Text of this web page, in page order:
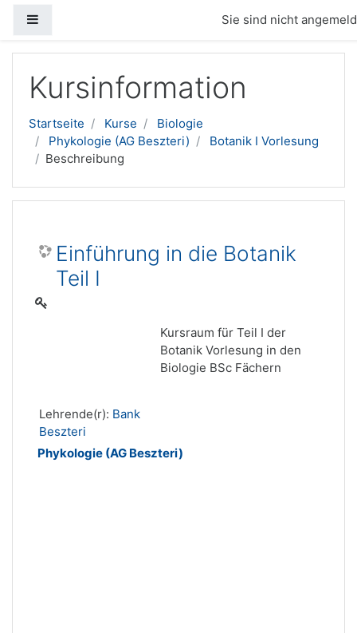
Sie sind nicht
Kursinformation
Startseite Kurse
Biologie
Phykologie (AG Beszteri)
Botanik I Vorlesung
Beschreibung
Einführung in die Botanik
Teil I
Kursraum für Teil I der
Botanik Vorlesung in den
Biologie BSc Fächern
Lehrende(r): Bank
Beszteri
Phykologie (AG Beszteri)